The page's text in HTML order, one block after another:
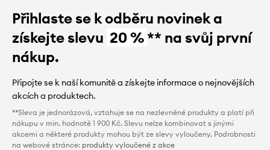
Přihlaste se k odběru novinek a
získejte slevu 20 %** na svůj první
nákup.
Připojte se k naší komunitě a získejte informace o nejnovějších
akcích a produktech.
**Sleva je jednorázová, vztahuje se na nezlevněné produkty a platí při
nákupu v min. hodnotě 1 900 Kč. Slevu nelze kombinovat s jinými
akcemi a některé produkty mohou být ze slevy vyloučeny. Podrobnosti
na webové stránce: produkty vyloučené z akce